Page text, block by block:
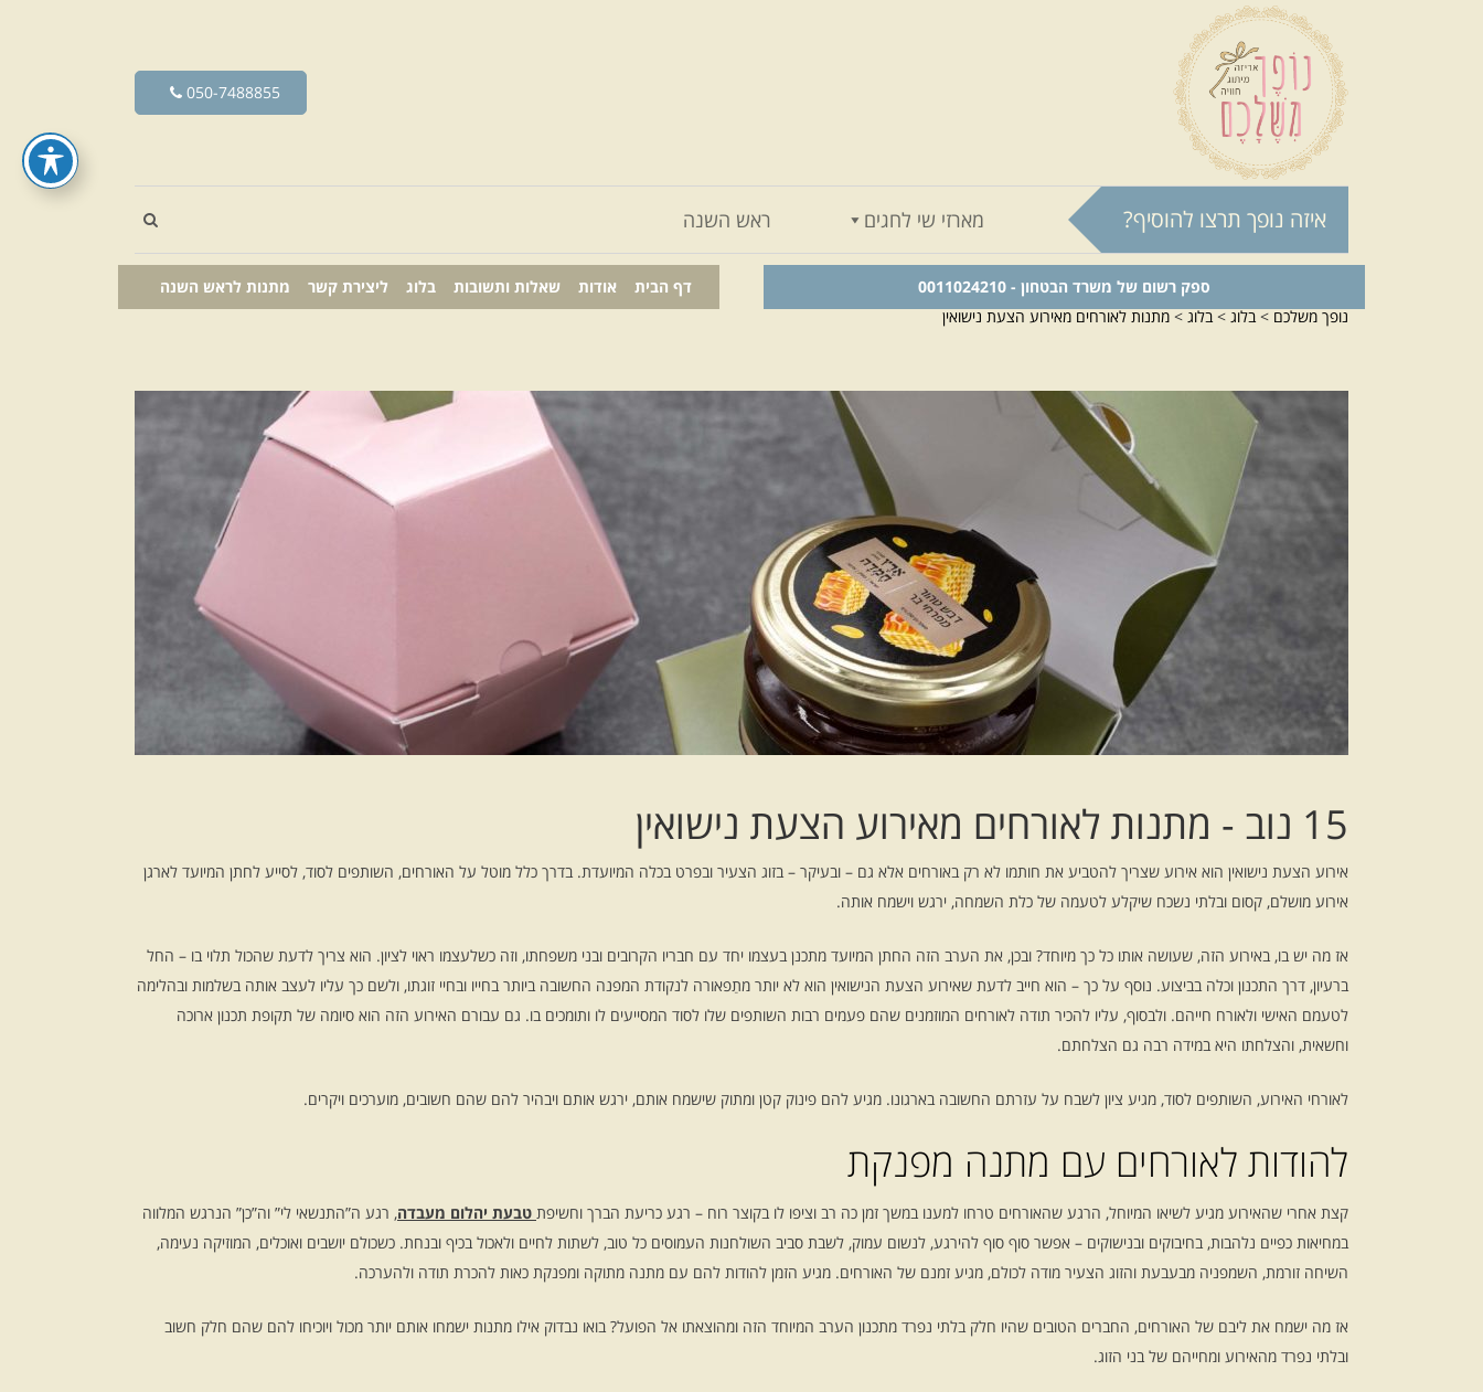
050-7488855
איזה נופך תרצו להוסיף? מארזי שי לחגים ראש השנה
ספק רשום של משרד הבטחון - 0011024210 דף הבית אודות שאלות ותשובות בלוג ליצירת קשר
מתנות לראש השנה
נופך משלכם>בלוג>בלוג>מתנות לאורחים מאירוע הצעת נישואין
15 נוב - מתנות לאורחים מאירוע הצעת נישואין
אירוע הצעת נישואין הוא אירוע שצריך להטביע את חותמו לא רק באורחים אלא גם – ובעיקר – בזוג הצעיר ובפרט בכלה המיועדת. בדרך כלל מוטל על האורחים, השותפים לסוד, לסייע לחתן המיועד לארגן
אירוע מושלם, קסום ובלתי נשכח שיקלע לטעמה של כלת השמחה, ירגש וישמח אותה.
אז מה יש בו, באירוע הזה, שעושה אותו כל כך מיוחד? ובכן, את הערב הזה החתן המיועד מתכנן בעצמו יחד עם חבריו הקרובים ובני משפחתו, וזה כשלעצמו ראוי לציון. הוא צריך לדעת שהכול תלוי בו – החל
ברעיון, דרך התכנון וכלה בביצוע. נוסף על כך – הוא חייב לדעת שאירוע הצעת הנישואין הוא לא יותר מתַפאורה לנקודת המפנה החשובה ביותר בחייו ובחיי זוגתו, ולשם כך עליו לעצב אותה בשלמות ובהלימה
לטעמם האישי ולאורח חייהם. ולבסוף, עליו להכיר תודה לאורחים המוזמנים שהם פעמים רבות השותפים שלו לסוד המסייעים לו ותומכים בו. גם עבורם האירוע הזה הוא סיומה של תקופת תכנון ארוכה
וחשאית, והצלחתו היא במידה רבה גם הצלחתם.
לאורחי האירוע, השותפים לסוד, מגיע ציון לשבח על עזרתם החשובה בארגונו. מגיע להם פינוק קטן ומתוק שישמח אותם, ירגש אותם ויבהיר להם שהם חשובים, מוערכים ויקרים.
להודות לאורחים עם מתנה מפנקת
קצת אחרי שהאירוע מגיע לשיאו המיוחל, הרגע שהאורחים טרחו למענו במשך זמן כה רב וציפו לו בקוצר רוח – רגע כריעת הברך וחשיפת טבעת יהלום מעבדה, רגע ה”התנשאי לי” וה”כן” הנרגש המלווה
במחיאות כפיים נלהבות, בחיבוקים ובנישוקים – אפשר סוף סוף להירגע, לנשום עמוק, לשבת סביב השולחנות העמוסים כל טוב, לשתות לחיים ולאכול בכיף ובנחת. כשכולם יושבים ואוכלים, המוזיקה נעימה,
השיחה זורמת, השמפניה מבעבעת והזוג הצעיר מודה לכולם, מגיע זמנם של האורחים. מגיע הזמן להודות להם עם מתנה מתוקה ומפנקת כאות להכרת תודה ולהערכה.
אז מה ישמח את ליבם של האורחים, החברים הטובים שהיו חלק בלתי נפרד מתכנון הערב המיוחד הזה ומהוצאתו אל הפועל? בואו נבדוק אילו מתנות ישמחו אותם יותר מכול ויוכיחו להם שהם חלק חשוב
ובלתי נפרד מהאירוע ומחייהם של בני הזוג.